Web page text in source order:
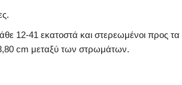
12-41 εκατοστά και στερεωμένοι προς τα
cm μεταξύ των στρωμάτων.